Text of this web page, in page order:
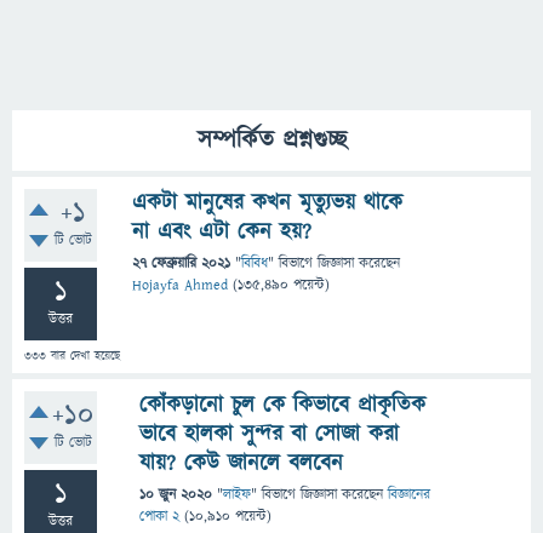
সম্পর্কিত প্রশ্নগুচ্ছ
+1
টি ভোট
1
উত্তর
333 বার দেখা হয়েছে
একটা মানুষের কখন মৃত্যুভয় থাকে
না এবং এটা কেন হয়?
27 ফেব্রুয়ারি 2021 "বিবিধ" বিভাগে জিজ্ঞাসাকরেছেন
Hojayfa Ahmed (135,490 পয়েন্ট)
+10
টি ভোট
1
উত্তর
কোঁকড়ানো চুল কে কিভাবে প্রাকৃতিক
ভাবে হালকা সুন্দর বা সোজা করা
যায়? কেউ জানলে বলবেন
10 জুন 2020 "লাইফ" বিভাগে জিজ্ঞাসাকরেছেনবিজ্ঞানের
পোকা 2 (10,910 পয়েন্ট)